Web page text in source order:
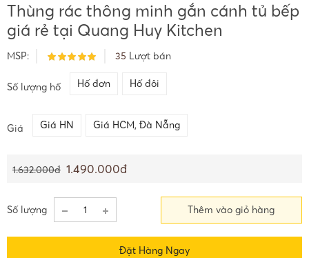
Thùng rác thông minh gắn cánh tủ bếp
giá rẻ tại Quang Huy Kitchen
MSP: 35 Lượt bán
Số lượng hố Hố đơn Hố đôi
Giá Giá HN Giá HCM, Đà Nẵng
1.632.000đ 1.490.000đ
Số lượng Thêm vào giỏ hàng
Đặt Hàng Ngay